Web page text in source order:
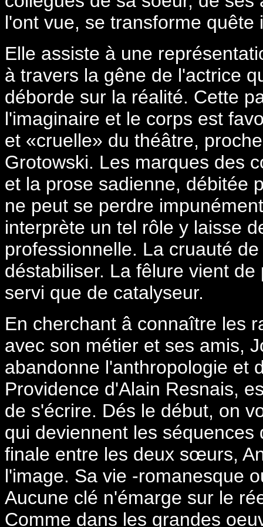
l'ont vue, se transforme quête
Elle assiste à une
à travers la gêne de l'actrice
déborde sur la réalité. Cette
l'imaginaire et le corps est
et «cruelle» du théâtre,
Grotowski. Les marques des
et la prose sadienne, débitée
ne peut se perdre
interprète un tel rôle y laisse
professionnelle. La cruauté
déstabiliser. La fêlure vient
servi que de catalyseur.
En cherchant â connaître les
avec son métier et ses amis,
abandonne l'anthropologie et
Providence d'Alain Resnais,
de s'écrire. Dés le début, on
qui deviennent les
finale entre les deux sœurs,
l'image. Sa vie -romanesque
Aucune clé n'émarge sur le
Comme dans les grandes